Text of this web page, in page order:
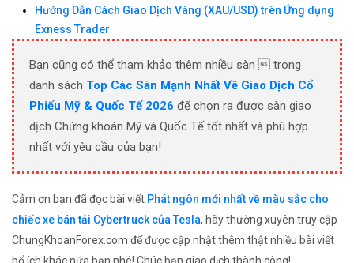
Hướng Dẫn Cách Giao Dịch Vàng (XAU/USD) trên Ứng dụng
Exness Trader
Bạn cũng có thể tham khảo thêm nhiều sàn  trong
danh sách Top Các Sàn Mạnh Nhất Về Giao Dịch Cổ
Phiếu Mỹ & Quốc Tế 2026 để chọn ra được sàn giao
dịch Chứng khoán Mỹ và Quốc Tế tốt nhất và phù hợp
nhất với yêu cầu của bạn!
Cảm ơn bạn đã đọc bài viết Phát ngôn mới nhất về màu sắc cho
chiếc xe bán tải Cybertruck của Tesla, hãy thường xuyên truy cập
ChungKhoanForex.com để được cập nhật thêm thật nhiều bài viết